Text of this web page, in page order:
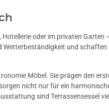
oder im privaten Garten
und schaffen
Möbel. Sie prägen den
nicht nur für ein
sind Terrassensessel